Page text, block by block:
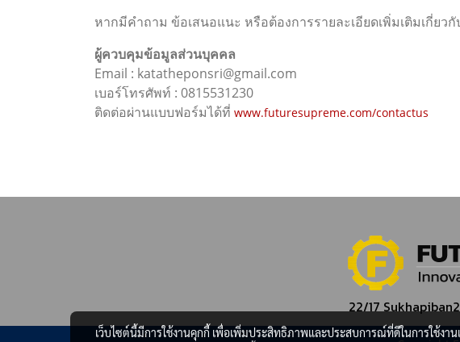
หากมีคำถาม ข้อเสนอแนะ หรือต้องการรายละเอียดเพิ่มเติมเกี่
ผู้ควบคุมข้อมูลส่วนบุคคล
Email : katatheponsri@gmail.com
เบอร์โทรศัพท์ : 0815531230
ติดต่อผ่านแบบฟอร์มได้ที่ www.futuresupreme.com/contactus
22/17
เว็บไซต์นี้มีการใช้งานคุกกี้ เพื่อเพิ่มประสิทธิภาพและประสบการณ์ที่ดีในการใช้งา